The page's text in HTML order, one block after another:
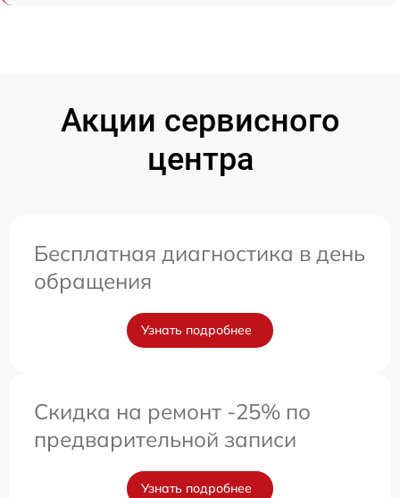
Акции сервисного
центра
Бесплатная диагностика в день
обращения
Узнать подробнее
Скидка на ремонт -25% по
предварительной записи
Узнать подробнее